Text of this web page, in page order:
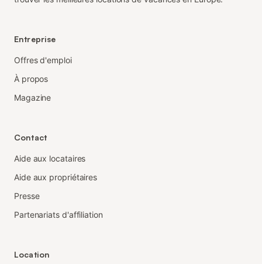
Entreprise
Offres d'emploi
À propos
Magazine
Contact
Aide aux locataires
Aide aux propriétaires
Presse
Partenariats d'affiliation
Location